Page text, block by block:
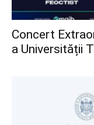
Concert
a Universității